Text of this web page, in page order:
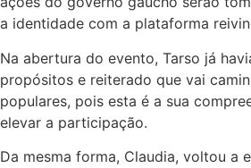
a identidade com a plataforma
Na abertura do evento, Tarso já
propósitos e reiterado que vai
populares, pois esta é a sua
elevar a participação.
Da mesma forma, Claudia, voltou a